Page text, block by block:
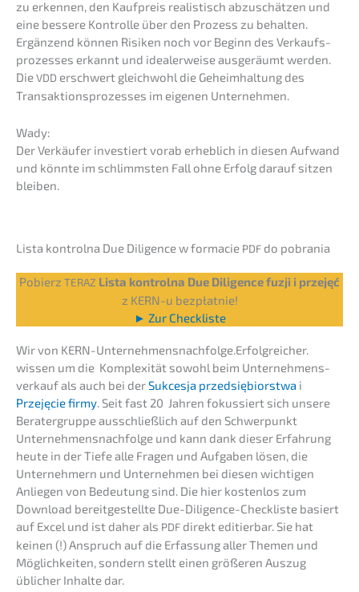
zu erken­nen, den Kaufpreis realis­tisch abzuschät­zen und
eine besse­re Kontrol­le über den Prozess zu behal­ten.
Ergän­zend können Risiken noch vor Beginn des Verkaufs­
pro­zes­ses erkannt und idealer­wei­se ausge­räumt werden.
DieVDD erschwert gleich­wohl die Geheim­hal­tung des
Trans­ak­ti­ons­pro­zes­ses im eigenen Unternehmen.
Wady:
Der Verkäu­fer inves­tiert vorab erheb­lich in diesen Aufwand
und könnte im schlimms­ten Fall ohne Erfolg darauf sitzen
bleiben.
Lista kontrol­na Due Diligence w formacie PDF do pobrania
Pobierz TERAZ Lista kontrol­na Due Diligence fuzji i przejęć
z KERN-u bezpłatnie!
► Zur Checkliste
Wir von KERN-Unternehmensnachfolge.Erfolgreicher.
wissen um die Komple­xi­tät sowohl beim Unter­nehmens­
verkauf als auch bei derSukces­ja przedsię­bi­orst­wa i
Przejęcie firmy. Seit fast 20 Jahren fokus­siert sich unsere
Berater­grup­pe ausschließ­lich auf den Schwer­punkt
Unternehmens­nachfolge und kann dank dieser Erfah­rung
heute in der Tiefe alle Fragen und Aufga­ben lösen, die
Unter­neh­mern und Unter­neh­men bei diesen wichti­gen
Anlie­gen von Bedeu­tung sind. Die hier kosten­los zum
Download bereit­ge­stell­te Due-Diligence-Check­lis­te basiert
auf Excel und ist daher als PDF direkt editier­bar. Sie hat
keinen (!) Anspruch auf die Erfas­sung aller Themen und
Möglich­kei­ten, sondern stellt einen größe­ren Auszug
üblicher Inhal­te dar.